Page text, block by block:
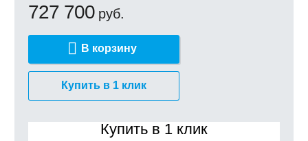
727 700руб.
В корзину
Купить в 1 клик
Купить в 1 клик